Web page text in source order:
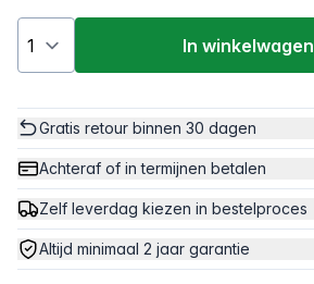
In winkelwagen
Gratis retour binnen 30 dagen
Achteraf of in termijnen betalen
Zelf leverdag kiezen in bestelproces
Altijd minimaal 2 jaar garantie